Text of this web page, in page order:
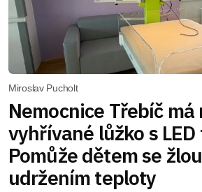
Miroslav Pucholt
Nemocnice Třebíč má
vyhřívané lůžko s
Pomůže dětem se
udržením teploty